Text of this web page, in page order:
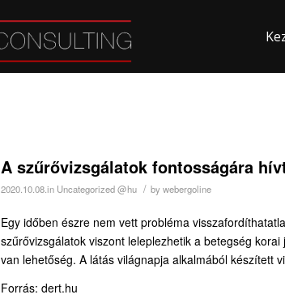
A szűrővizsgálatok fontosságára
2020.10.08.in Uncategorized @hu / bywebergoline
Egy időben észre nem vett probléma
szűrővizsgálatok viszont leleplezhetik a betegség
van lehetőség. A látás világnapja alkalmából készített
Forrás: dert.hu